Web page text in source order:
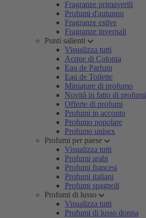
Fragranze primaverili
Profumi d'autunno
Fragranze estive
Fragranze invernali
Punti salienti
Visualizza tutti
Acque di Colonia
Eau de Parfum
Eau de Toilette
Miniature di profumo
Novità in fatto di profumi
Offerte di profumi
Profumi in acconto
Profumo popolare
Profumo unisex
Profumi per paese
Visualizza tutti
Profumi arabi
Profumi francesi
Profumi italiani
Profumi spagnoli
Profumi di lusso
Visualizza tutti
Profumi di lusso donna